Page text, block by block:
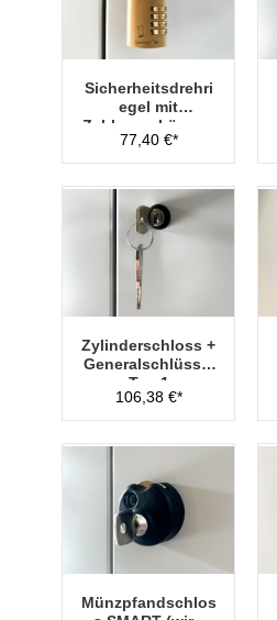
Sicherheitsdrehri
egel mit
Zahlenvorhänges
chloss Typ 1
77,40 €*
Zylinderschloss +
Generalschlüssel
Typ 1
106,38 €*
Münzpfandschlos